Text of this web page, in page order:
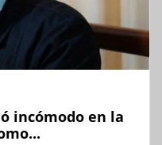
incómodo en la